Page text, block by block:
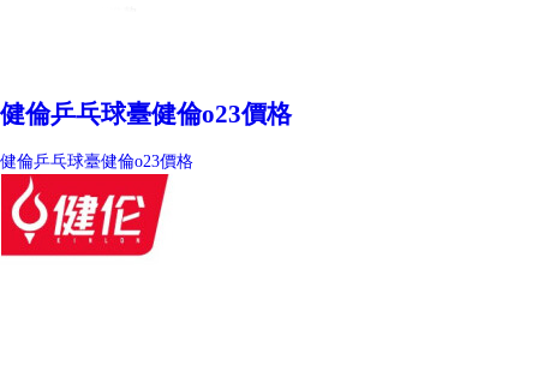
健倫乒乓球臺健倫o23價格
健倫乒乓球臺健倫o23價格